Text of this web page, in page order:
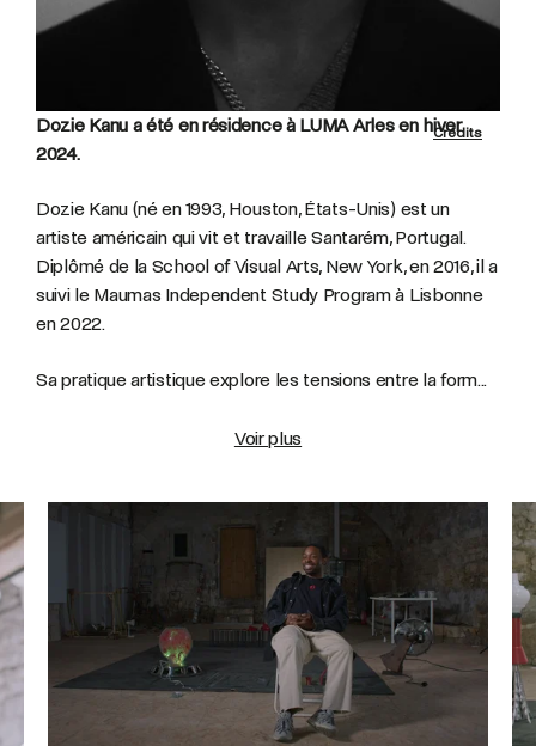
Crédits
Dozie Kanu a été en résidence à LUMA Arles en hiver
2024.
Dozie Kanu (né en 1993, Houston, États-Unis) est un
artiste américain qui vit et travaille Santarém, Portugal.
Diplômé de la School of Visual Arts, New York, en 2016, il a
suivi le Maumas Independent Study Program à Lisbonne
en 2022.
Sa pratique artistique explore les tensions entre la form...
Voir plus